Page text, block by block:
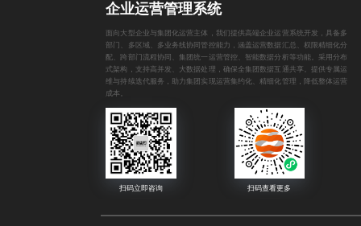
企业运营管理系统
面向大型企业与集团化运营主体，我们提供高端企业运营系统开发，具备多
部门、多区域、多业务线协同管控能力，涵盖运营数据汇总、权限精细化分
配、跨部门流程协同、集团统一运营管控、智能数据分析等功能。采用分布
式架构，支持高并发、大数据处理，确保全集团数据互通共享。提供专属运
维与持续迭代服务，助力集团实现运营集约化、精细化管理，降低整体运营
成本。